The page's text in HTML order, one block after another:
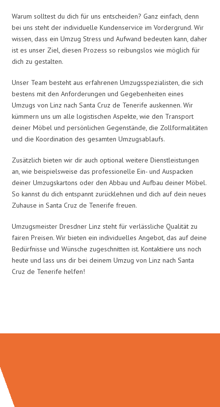
Warum solltest du dich für uns entscheiden? Ganz einfach, denn
bei uns steht der individuelle Kundenservice im Vordergrund. Wir
wissen, dass ein Umzug Stress und Aufwand bedeuten kann, daher
ist es unser Ziel, diesen Prozess so reibungslos wie möglich für
dich zu gestalten.
Unser Team besteht aus erfahrenen Umzugsspezialisten, die sich
bestens mit den Anforderungen und Gegebenheiten eines
Umzugs von Linz nach Santa Cruz de Tenerife auskennen. Wir
kümmern uns um alle logistischen Aspekte, wie den Transport
deiner Möbel und persönlichen Gegenstände, die Zollformalitäten
und die Koordination des gesamten Umzugsablaufs.
Zusätzlich bieten wir dir auch optional weitere Dienstleistungen
an, wie beispielsweise das professionelle Ein- und Auspacken
deiner Umzugskartons oder den Abbau und Aufbau deiner Möbel.
So kannst du dich entspannt zurücklehnen und dich auf dein neues
Zuhause in Santa Cruz de Tenerife freuen.
Umzugsmeister Dresdner Linz steht für verlässliche Qualität zu
fairen Preisen. Wir bieten ein individuelles Angebot, das auf deine
Bedürfnisse und Wünsche zugeschnitten ist. Kontaktiere uns noch
heute und lass uns dir bei deinem Umzug von Linz nach Santa
Cruz de Tenerife helfen!